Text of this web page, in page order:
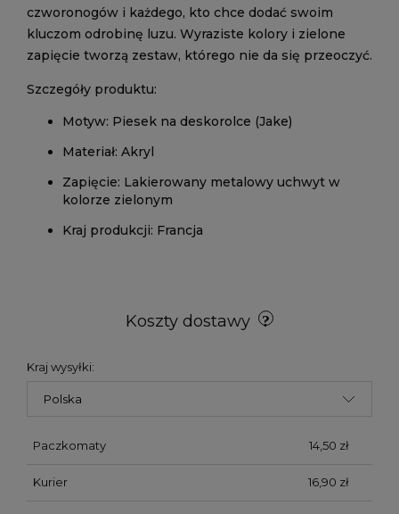
czworonogów i każdego, kto chce dodać swoim
kluczom odrobinę luzu. Wyraziste kolory i zielone
zapięcie tworzą zestaw, którego nie da się przeoczyć.
Szczegóły produktu:
Motyw: Piesek na deskorolce (Jake)
Materiał: Akryl
Zapięcie: Lakierowany metalowy uchwyt w
kolorze zielonym
Kraj produkcji: Francja
Koszty dostawy
Kraj wysyłki:
Paczkomaty 14,50 zł
Kurier 16,90 zł